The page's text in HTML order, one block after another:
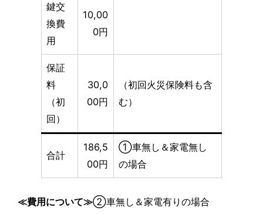
鍵交
換費
用
10,00
0円
保証
料
（初
回）
30,0
00円
（初回火災保険料も含
む）
合計
186,5
00円
①車無し＆家電無し
の場合
≪費用について≫②車無し＆家電有りの場合